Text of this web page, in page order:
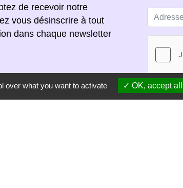
de recevoir notre
vous désinscrire à tout
dans chaque newsletter
over what you want to activate OK, accept all